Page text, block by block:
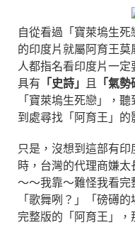
自從看過「寶萊塢生
的印度片就屬阿育王
人都指名看印度片一
具有 「史詩」 且 「氣勢
「寶萊塢生死戀」，
到處尋找「阿育王」的
只是，沒想到這部有
時，台灣的代理商嫌
～～我靠～難怪我看完
「歌舞咧？」「磅礡
完整版的「阿育王」